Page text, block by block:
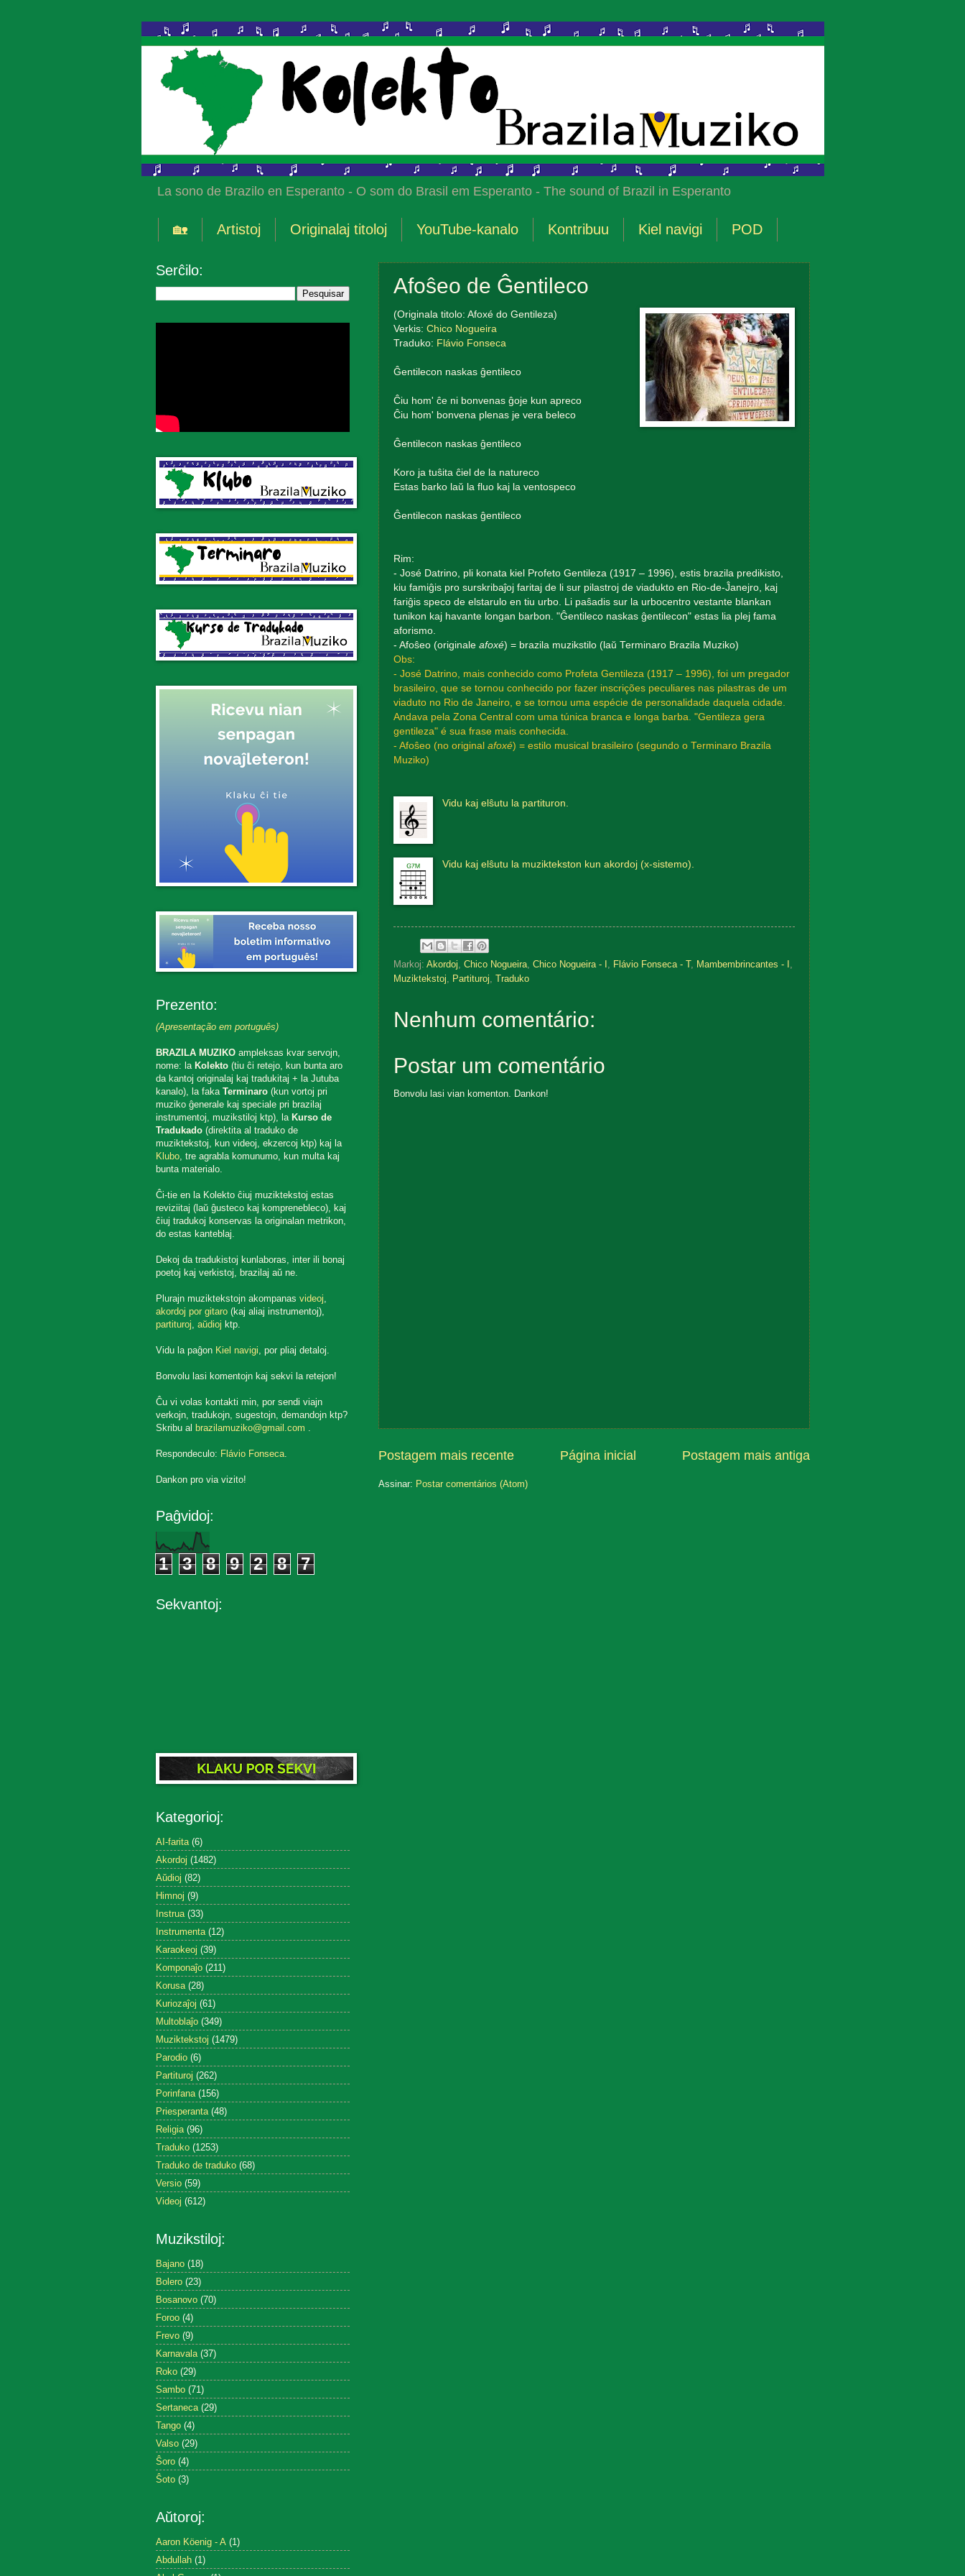
La sono de Brazilo en Esperanto - O som do Brasil em Esperanto - The sound of Brazil in Esperanto
🏡 Artistoj Originalaj titoloj YouTube-kanalo Kontribuu Kiel navigi POD
Afoŝeo de Ĝentileco
(Originala titolo: Afoxé do Gentileza)
Verkis: Chico Nogueira
Traduko: Flávio Fonseca
Ĝentilecon naskas ĝentileco
Ĉiu hom' ĉe ni bonvenas ĝoje kun apreco
Ĉiu hom' bonvena plenas je vera beleco
Ĝentilecon naskas ĝentileco
Koro ja tuŝita ĉiel de la natureco
Estas barko laŭ la fluo kaj la ventospeco
Ĝentilecon naskas ĝentileco
Rim:
- José Datrino, pli konata kiel Profeto Gentileza (1917 – 1996), estis brazila predikisto,
kiu famiĝis pro surskribaĵoj faritaj de li sur pilastroj de viadukto en Rio-de-Ĵanejro, kaj
fariĝis speco de elstarulo en tiu urbo. Li paŝadis sur la urbocentro vestante blankan
tunikon kaj havante longan barbon. "Ĝentileco naskas ĝentilecon" estas lia plej fama
aforismo.
- Afoŝeo (originale afoxé) = brazila muzikstilo (laŭ Terminaro Brazila Muziko)
Obs:
- José Datrino, mais conhecido como Profeta Gentileza (1917 – 1996), foi um pregador
brasileiro, que se tornou conhecido por fazer inscrições peculiares nas pilastras de um
viaduto no Rio de Janeiro, e se tornou uma espécie de personalidade daquela cidade.
Andava pela Zona Central com uma túnica branca e longa barba. "Gentileza gera
gentileza" é sua frase mais conhecida.
- Afoŝeo (no original afoxé) = estilo musical brasileiro (segundo o Terminaro Brazila
Muziko)
Vidu kaj elŝutu la partituron.
Vidu kaj elŝutu la muziktekston kun akordoj (x-sistemo).
Markoj: Akordoj, Chico Nogueira, Chico Nogueira - I , Flávio Fonseca - T, Mambembrincantes - I ,
Muziktekstoj, Partituroj, Traduko
Nenhum comentário:
Postar um comentário
Bonvolu lasi vian komenton. Dankon!
Postagem mais recente Postagem mais antiga
Página inicial
Assinar: Postar comentários (Atom)
Serĉilo:
Prezento:
(Apresentação em português)
BRAZILA MUZIKOampleksas kvar servojn,
nome: la Kolekto(tiu ĉi retejo, kun bunta aro
da kantoj originalaj kaj tradukitaj + la Jutuba
kanalo), la faka Terminaro(kun vortoj pri
muziko ĝenerale kaj speciale pri brazilaj
instrumentoj, muzikstiloj ktp), la Kurso de
Tradukado(direktita al traduko de
muziktekstoj, kun videoj, ekzercoj ktp) kaj la
Klubo, tre agrabla komunumo, kun multa kaj
bunta materialo.
Ĉi-tie en la Kolekto ĉiuj muziktekstoj estas
reviziitaj (laŭ ĝusteco kaj komprenebleco), kaj
ĉiuj tradukoj konservas la originalan metrikon,
do estas kanteblaj.
Dekoj da tradukistoj kunlaboras, inter ili bonaj
poetoj kaj verkistoj, brazilaj aŭ ne.
Plurajn muziktekstojn akompanas videoj,
akordoj por gitaro(kaj aliaj instrumentoj),
partituroj, aŭdioj ktp.
Vidu la paĝon Kiel navigi, por pliaj detaloj.
Bonvolu lasi komentojn kaj sekvi la retejon!
Ĉu vi volas kontakti min, por sendi viajn
verkojn, tradukojn, sugestojn, demandojn ktp?
Skribu al brazilamuziko@gmail.com .
Respondeculo: Flávio Fonseca.
Dankon pro via vizito!
Paĝvidoj:
1 3 8 9 2 8 7
Sekvantoj:
Kategorioj:
AI-farita (6)
Akordoj (1482)
Aŭdioj (82)
Himnoj (9)
Instrua (33)
Instrumenta (12)
Karaokeoj (39)
Komponaĵo (211)
Korusa (28)
Kuriozaĵoj (61)
Multoblaĵo (349)
Muziktekstoj (1479)
Parodio (6)
Partituroj (262)
Porinfana (156)
Priesperanta (48)
Religia (96)
Traduko (1253)
Traduko de traduko (68)
Versio (59)
Videoj (612)
Muzikstiloj:
Bajano (18)
Bolero (23)
Bosanovo (70)
Foroo (4)
Frevo (9)
Karnavala (37)
Roko (29)
Sambo (71)
Sertaneca (29)
Tango (4)
Valso (29)
Ŝoro (4)
Ŝoto (3)
Aŭtoroj:
Aaron Köenig - A (1)
Abdullah (1)